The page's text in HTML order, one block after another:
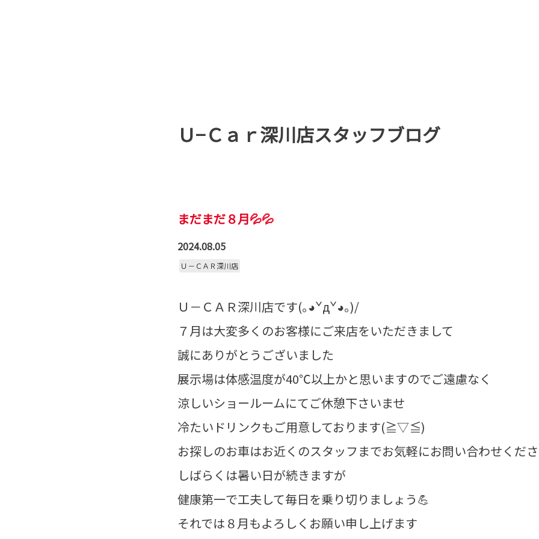
Ｕ−Ｃａｒ深川店スタッフブログ
まだまだ８月💦💦
2024.08.05
Ｕ－ＣＡＲ深川店
Ｕ－ＣＡＲ深川店です(｡◕ˇдˇ​◕｡)/
７月は大変多くのお客様にご来店をいただきまして
誠にありがとうございました
展示場は体感温度が40℃以上かと思いますのでご遠慮なく
涼しいショールームにてご休憩下さいませ
冷たいドリンクもご用意しております(≧▽≦)
お探しのお車はお近くのスタッフまでお気軽にお問い合わせくだ
しばらくは暑い日が続きますが
健康第一で工夫して毎日を乗り切りましょう💪
それでは８月もよろしくお願い申し上げます